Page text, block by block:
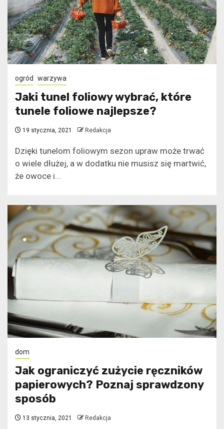
ogród warzywa
Jaki tunel foliowy wybrać, które
tunele foliowe najlepsze?
19 stycznia, 2021 Redakcja
Dzięki tunelom foliowym sezon upraw może trwać
o wiele dłużej, a w dodatku nie musisz się martwić,
że owoce i...
dom
Jak ograniczyć zużycie ręczników
papierowych? Poznaj sprawdzony
sposób
13 stycznia, 2021 Redakcja